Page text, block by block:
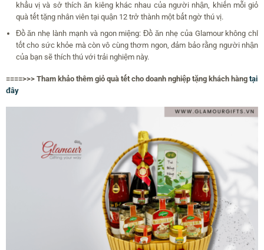
khẩu vị và sở thích ăn kiêng khác nhau của người nhận, khiến mỗi giỏ
quà tết tặng nhân viên tại quận 12 trở thành một bất ngờ thú vị.
Đồ ăn nhẹ lành mạnh và ngon miệng: Đồ ăn nhẹ của Glamour không chỉ
tốt cho sức khỏe mà còn vô cùng thơm ngon, đảm bảo rằng người nhận
của bạn sẽ thích thú với trải nghiệm này.
====>>> Tham khảo thêm giỏ quà tết cho doanh nghiệp tặng khách hàng tại
đây